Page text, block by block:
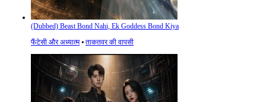
(Dubbed) Beast Bond Nahi, Ek Goddess Bond Kiya
फैंटेसी और अध्यात्म⦁ ताकतवर की वापसी